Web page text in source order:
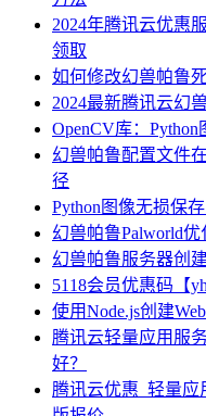
2024年腾讯云优惠
领取
如何修改幻兽帕鲁
2024最新腾讯云幻
OpenCV库：
幻兽帕鲁配置文件
径
Python图像无损保
幻兽帕鲁Palworld优
幻兽帕鲁服务器创
5118会员优惠码【
使用Node.js创建
腾讯云轻量应用服
好？
腾讯云优惠_轻量应